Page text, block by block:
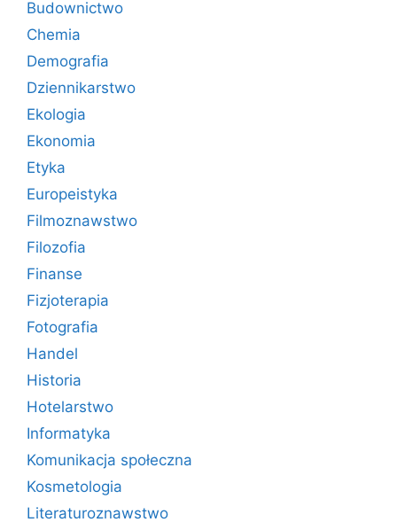
Budownictwo
Chemia
Demografia
Dziennikarstwo
Ekologia
Ekonomia
Etyka
Europeistyka
Filmoznawstwo
Filozofia
Finanse
Fizjoterapia
Fotografia
Handel
Historia
Hotelarstwo
Informatyka
Komunikacja społeczna
Kosmetologia
Literaturoznawstwo